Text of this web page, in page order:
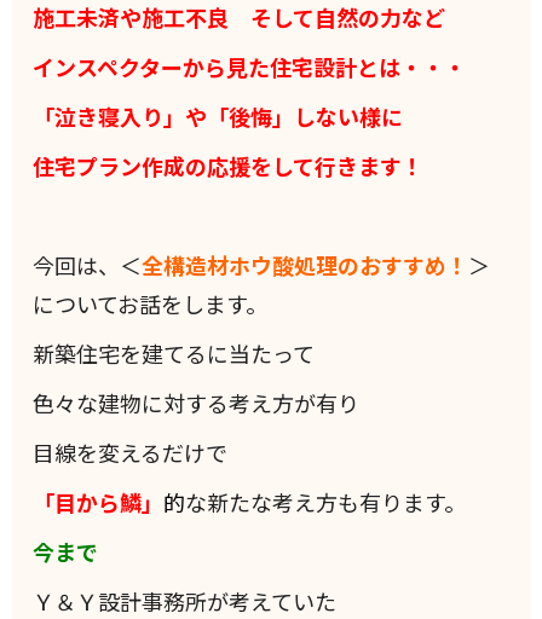
施工未済や施工不良 そして自然の力など
インスペクターから見た住宅設計とは・・・
「泣き寝入り」や「後悔」しない様に
住宅プラン作成の応援をして行きます！
今回は、＜全構造材ホウ酸処理のおすすめ！ ＞
についてお話をします。
新築住宅を建てるに当たって
色々な建物に対する考え方が有り
目線を変えるだけで
「目から鱗」 的な新たな考え方も有ります。
今まで
Ｙ＆Ｙ設計事務所が考えていた